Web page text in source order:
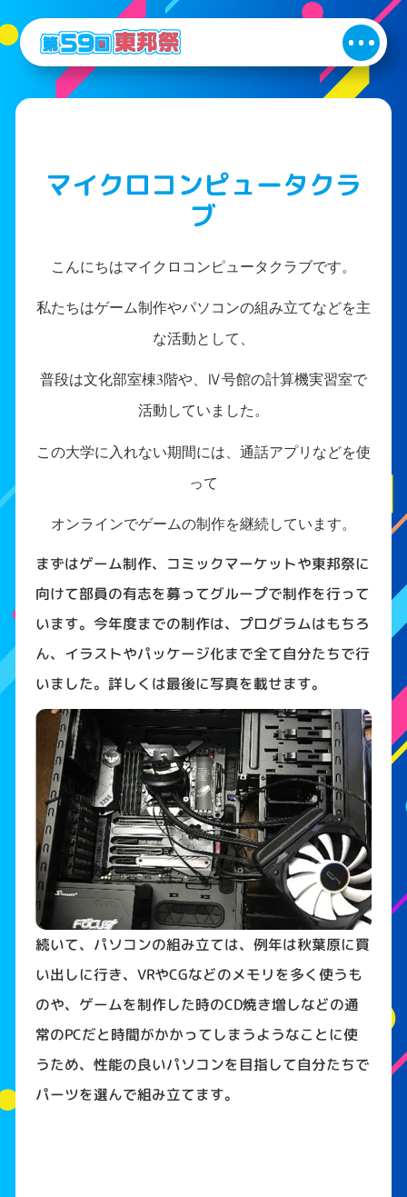
マイクロコンピュータクラ
ブ
こんにちはマイクロコンピュータクラブです。
私たちはゲーム制作やパソコンの組み立てなどを主
な活動として、
普段は文化部室棟3階や、Ⅳ号館の計算機実習室で
活動していました。
この大学に入れない期間には、通話アプリなどを使
って
オンラインでゲームの制作を継続しています。
まずはゲーム制作、コミックマーケットや東邦祭に
向けて部員の有志を募ってグループで制作を行って
います。今年度までの制作は、プログラムはもちろ
ん、イラストやパッケージ化まで全て自分たちで行
いました。詳しくは最後に写真を載せます。
続いて、パソコンの組み立ては、例年は秋葉原に買
い出しに行き、VRやCGなどのメモリを多く使うも
のや、ゲームを制作した時のCD焼き増しなどの通
常のPCだと時間がかかってしまうようなことに使
うため、性能の良いパソコンを目指して自分たちで
パーツを選んで組み立てます。